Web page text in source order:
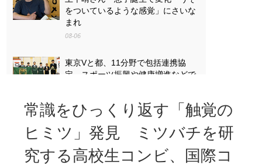
をついているような感覚」にさいな
まれ
08-06
東京Vと都、11分野で包括連携協
定 スポーツ振興や健康増進などで
「戦争は失うものが大きすぎる」
八王子・「湯の花トンネル」列車銃
撃の遺族と向き合った13歳の思い
08-06
常識をひっくり返す「触覚の
ヒミツ」発見 ミツバチを研
究する高校生コンビ、国際コ